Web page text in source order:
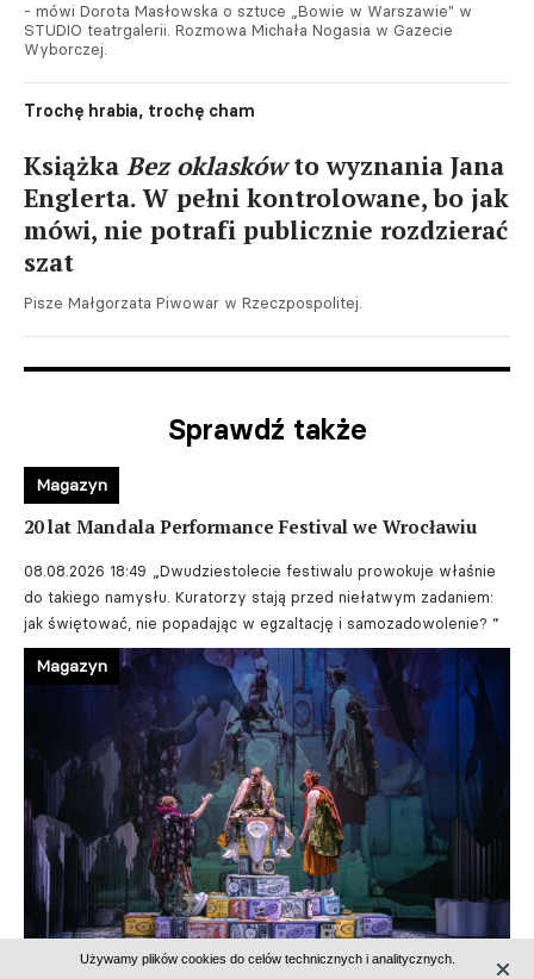
- mówi Dorota Masłowska o sztuce „Bowie w Warszawie" w
STUDIO teatrgalerii. Rozmowa Michała Nogasia w Gazecie
Wyborczej.
Trochę hrabia, trochę cham
Książka Bez oklaskówto wyznania Jana
Englerta. W pełni kontrolowane, bo jak
mówi, nie potrafi publicznie rozdzierać
szat
Pisze Małgorzata Piwowar w Rzeczpospolitej.
Sprawdź także
20 lat Mandala Performance Festival we Wrocławiu
08.08.2026 18:49 „Dwudziestolecie festiwalu prowokuje właśnie
do takiego namysłu. Kuratorzy stają przed niełatwym zadaniem:
jak świętować, nie popadając w egzaltację i samozadowolenie? ”
Magazyn
Magazyn
Używamy plików cookies do celów technicznych i analitycznych.